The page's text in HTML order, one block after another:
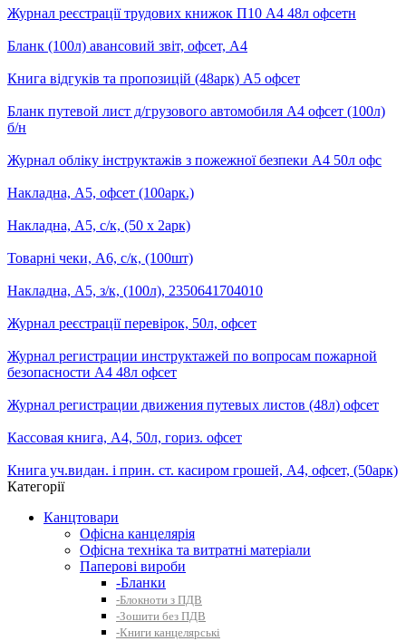
Журнал реєстрації трудових книжок П10 А4 48л офсетн
Бланк (100л) авансовий звіт, офсет, А4
Книга відгуків та пропозицій (48арк) А5 офсет
Бланк путевой лист д/грузового автомобиля А4 офсет (100л)
б/н
Журнал обліку інструктажів з пожежної безпеки А4 50л офс
Накладна, А5, офсет (100арк.)
Накладна, А5, с/к, (50 х 2арк)
Товарні чеки, А6, с/к, (100шт)
Накладна, А5, з/к, (100л), 2350641704010
Журнал реєстрації перевірок, 50л, офсет
Журнал регистрации инструктажей по вопросам пожарной
безопасности А4 48л офсет
Журнал регистрации движения путевых листов (48л) офсет
Кассовая книга, А4, 50л, гориз. офсет
Книга уч.видан. і прин. ст. касиром грошей, А4, офсет, (50арк)
Категорії
Канцтовари
Офісна канцелярія
Офісна техніка та витратні матеріали
Паперові вироби
-Бланки
-Блокноти з ПДВ
-Зошити без ПДВ
-Книги канцелярські